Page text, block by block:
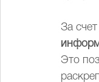
За
Это